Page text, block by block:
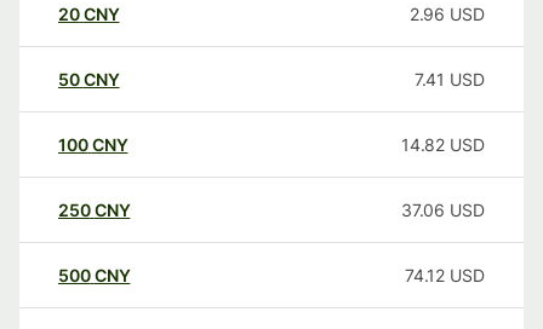
20CNY 2.96 USD
50CNY 7.41 USD
100CNY 14.82 USD
250CNY 37.06 USD
500CNY 74.12 USD